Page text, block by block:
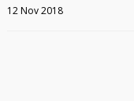
12 Nov 2018